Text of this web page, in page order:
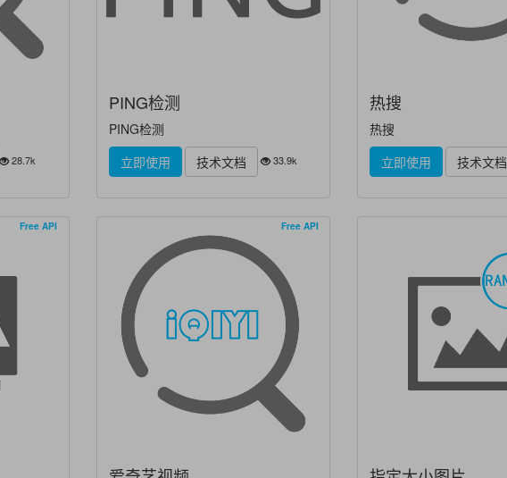
28.7k
PING检测
PING检测
立即使用
技术文档 33.9k
热搜
热搜
立即使用
技术文档
Free API Free API